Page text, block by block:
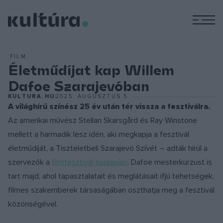
FILM
Életműdíjat kap Willem
Dafoe Szarajevóban
KULTURA.HU 2025. AUGUSZTUS 5.
A világhírű színész 25 év után tér vissza a fesztiválra.
Az amerikai művész Stellan Skarsgård és Ray Winstone
mellett a harmadik lesz idén, aki megkapja a fesztivál
életműdíját, a Tiszteletbeli Szarajevó Szívét – adták hírül a
szervezők a filmfesztivál honlapján. Dafoe mesterkurzust is
tart majd, ahol tapasztalatait és meglátásait ifjú tehetségek,
filmes szakemberek társaságában oszthatja meg a fesztivál
közönségével.